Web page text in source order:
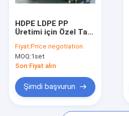
Haberler
Bir teklif isteği
HDPE LDPE PP
Üretimi için Özel Tam
Molding Makinesi
Fiyat:Price negotiation.
MOQ:1set
Son Fiyat alın
Şimdi başvurun